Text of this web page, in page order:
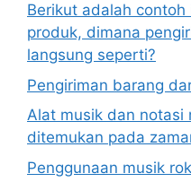
Berikut adalah
produk, dimana
langsung seperti?
Pengiriman barang
Alat musik dan notasi
ditemukan pada
Penggunaan musik